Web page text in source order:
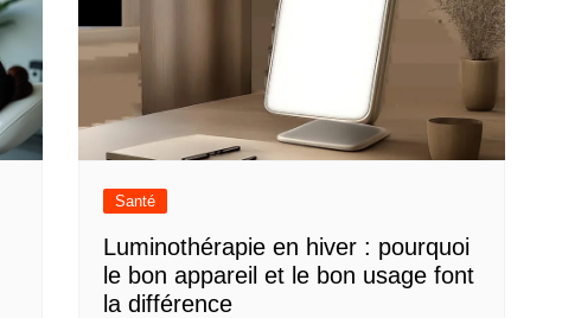
Santé
Luminothérapie en hiver : pourquoi
le bon appareil et le bon usage font
la différence